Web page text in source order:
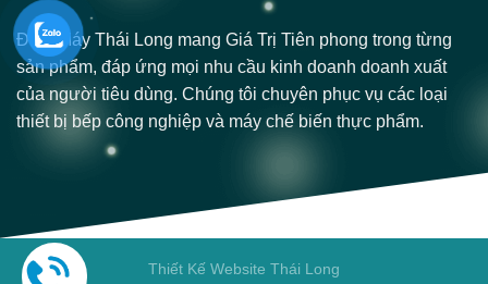
Điện Máy Thái Long mang Giá Trị Tiên phong trong từng
sản phẩm, đáp ứng mọi nhu cầu kinh doanh doanh xuất
của người tiêu dùng. Chúng tôi chuyên phục vụ các loại
thiết bị bếp công nghiệp và máy chế biến thực phẩm.
Thiết Kế Website Thái Long